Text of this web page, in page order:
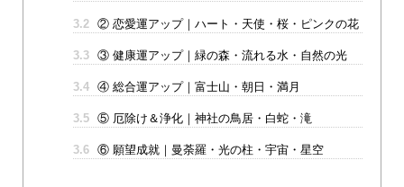
3.2 ② 恋愛運アップ｜ハート・天使・桜・ピンクの花
3.3 ③ 健康運アップ｜緑の森・流れる水・自然の光
3.4 ④ 総合運アップ｜富士山・朝日・満月
3.5 ⑤ 厄除け＆浄化｜神社の鳥居・白蛇・滝
3.6 ⑥ 願望成就｜曼荼羅・光の柱・宇宙・星空